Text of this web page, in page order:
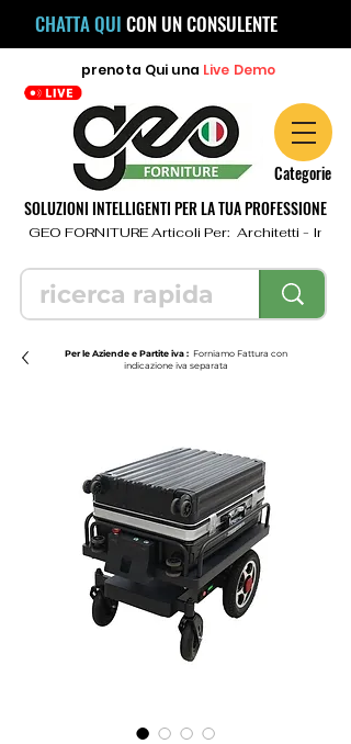
CHATTA QUI CON UN CONSULENTE
prenota Qui una Live Demo
Categorie
SOLUZIONI INTELLIGENTI PER LA TUA PROFESSIONE
GEO FORNITURE Articoli Per:  Architetti -
Per le Aziende e Partite iva : Forniamo Fattura con
indicazione iva separata